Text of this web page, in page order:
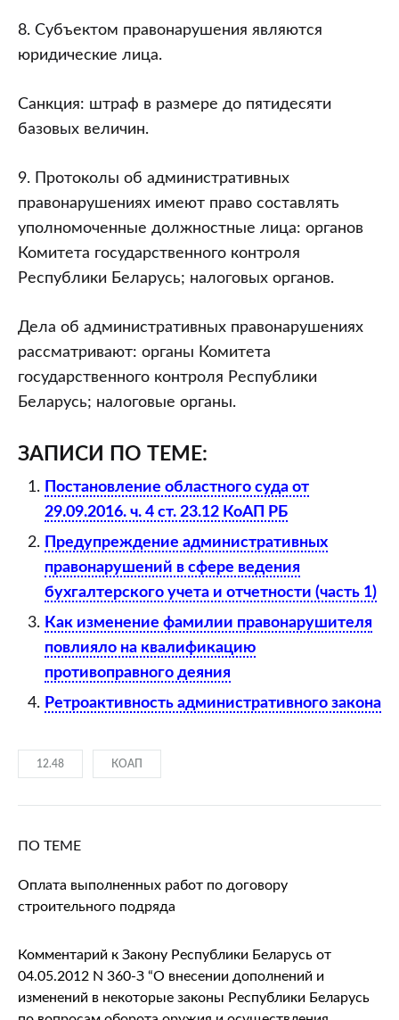
8. Субъектом правонарушения являются
юридические лица.
Санкция: штраф в размере до пятидесяти
базовых величин.
9. Протоколы об административных
правонарушениях имеют право составлять
уполномоченные должностные лица: органов
Комитета государственного контроля
Республики Беларусь; налоговых органов.
Дела об административных правонарушениях
рассматривают: органы Комитета
государственного контроля Республики
Беларусь; налоговые органы.
ЗАПИСИ ПО ТЕМЕ:
Постановление областного суда от
29.09.2016. ч. 4 ст. 23.12 КоАП РБ
Предупреждение административных
правонарушений в сфере ведения
бухгалтерского учета и отчетности (часть 1)
Как изменение фамилии правонарушителя
повлияло на квалификацию
противоправного деяния
Ретроактивность административного закона
12.48 КОАП
ПО ТЕМЕ
Оплата выполненных работ по договору
строительного подряда
Комментарий к Закону Республики Беларусь от
04.05.2012 N 360-З “О внесении дополнений и
изменений в некоторые законы Республики Беларусь